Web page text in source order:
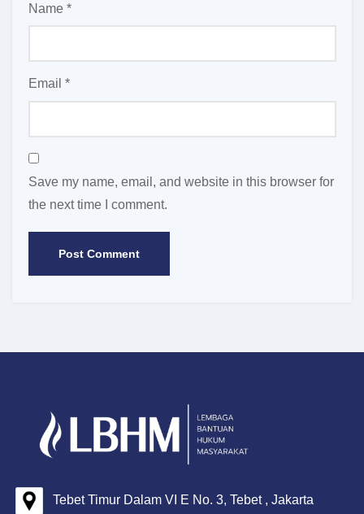
Name *
Email *
Save my name, email, and website in this browser for
the next time I comment.
Tebet Timur Dalam VI E No. 3, Tebet , Jakarta